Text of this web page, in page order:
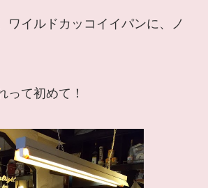
ワイルドカッコイイパンに、ノ
って初めて！